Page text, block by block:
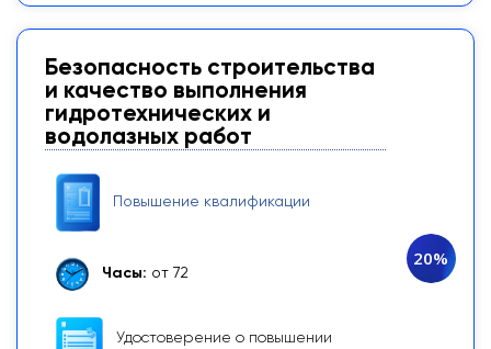
Безопасность строительства
и качество выполнения
гидротехнических и
водолазных работ
Повышение квалификации
Часы: от 72
Удостоверение о повышении
20%